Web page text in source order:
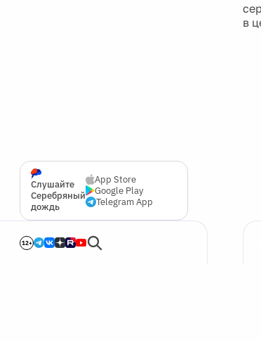
Слушайте
Серебряный
дождь
App Store
Google Play
Telegram App
12+